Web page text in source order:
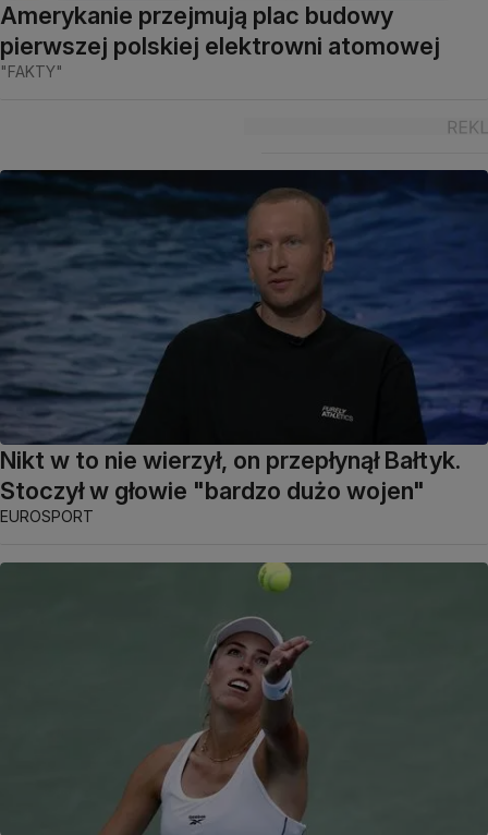
Amerykanie przejmują plac budowy
pierwszej polskiej elektrowni atomowej
"FAKTY"
Nikt w to nie wierzył, on przepłynął Bałtyk.
Stoczył w głowie "bardzo dużo wojen"
EUROSPORT